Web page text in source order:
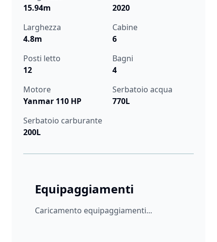
15.94m
2020
Larghezza
4.8m
Cabine
6
Posti letto
12
Bagni
4
Motore
Yanmar 110 HP
Serbatoio acqua
770L
Serbatoio carburante
200L
Equipaggiamenti
Caricamento equipaggiamenti...